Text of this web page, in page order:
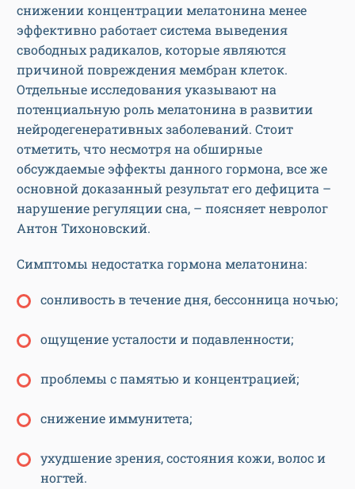
снижении концентрации мелатонина менее
эффективно работает система выведения
свободных радикалов, которые являются
причиной повреждения мембран клеток.
Отдельные исследования указывают на
потенциальную роль мелатонина в развитии
нейродегенеративных заболеваний. Стоит
отметить, что несмотря на обширные
обсуждаемые эффекты данного гормона, все же
основной доказанный результат его дефицита –
нарушение регуляции сна, – поясняет невролог
Антон Тихоновский.
Симптомы недостатка гормона мелатонина:
сонливость в течение дня, бессонница ночью;
ощущение усталости и подавленности;
проблемы с памятью и концентрацией;
снижение иммунитета;
ухудшение зрения, состояния кожи, волос и
ногтей.